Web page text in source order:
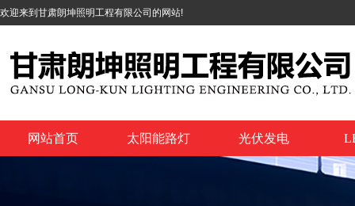
欢迎来到甘肃朗坤照明工程有限公司的网站!
网站首页 太阳能路灯 光伏发电